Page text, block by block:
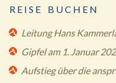
R E I S E B U C H E N
Leitung Hans
Gipfel am 1. Januar
Aufstieg über die